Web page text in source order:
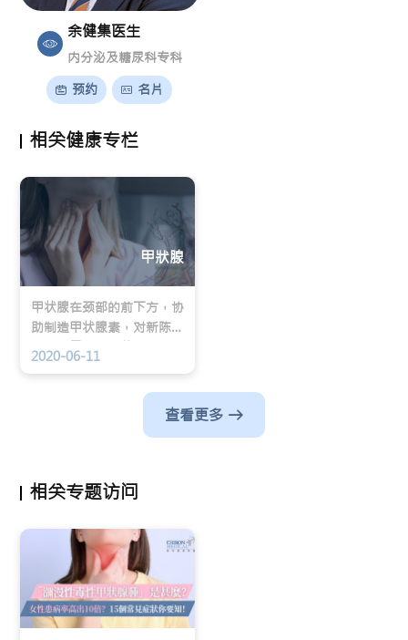
余健集医生
内分泌及糖尿科专科
预约
名片
相关健康专栏
甲狀腺
甲状腺在颈部的前下方，协
助制造甲状腺素，对新陈代
谢、能量消耗和儿童的发育
2020-06-11
查看更多
相关专题访问